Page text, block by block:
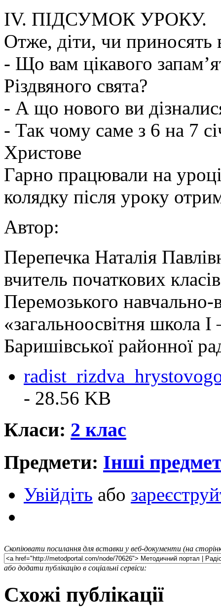
ІV. ПІДСУМОК УРОКУ.
Отже, діти, чи приносять
- Що вам цікавого
Різдвяного свята?
- А що нового ви
- Так чому саме з 6 на 7
Христове
Гарно працювали на
колядку після уроку
Автор:
Перепечка Наталія
вчитель початкових
Перемозького
«загальноосвітня школа І
Баришівської районної
- 28.56 KB
Класи: 2 клас
Предмети: Інші
Увійдіть або
Скопіювати посилання для вставки у веб-документи (на
або додати публікацію в соціальні сервіси:
Схожі публікації